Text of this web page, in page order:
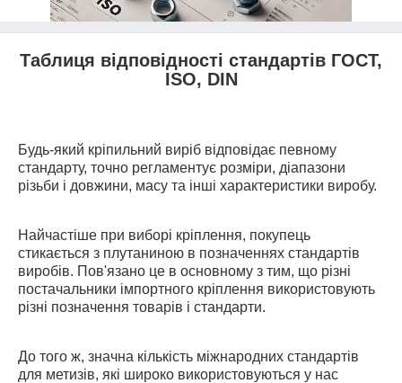
Таблиця відповідності стандартів ГОСТ,
ISO, DIN
Будь-який кріпильний виріб відповідає певному
стандарту, точно регламентує розміри, діапазони
різьби і довжини, масу та інші характеристики виробу.
Найчастіше при виборі кріплення, покупець
стикається з плутаниною в позначеннях стандартів
виробів. Пов'язано це в основному з тим, що різні
постачальники імпортного кріплення використовують
різні позначення товарів і стандарти.
До того ж, значна кількість міжнародних стандартів
для метизів, які широко використовуються у нас